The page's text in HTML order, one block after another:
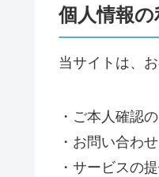
個人情報の
当サイトは、
・ご本人確認
・お問い合わ
・サービスの